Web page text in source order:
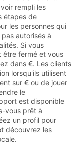
rempli les
étapes de
les personnes qui
autorisés à
Si vous
être fermé et vous
dans €. Les clients
lorsqu'ils utilisent
sur € ou de jouer
le
est disponible
vous prêt à
un profil pour
découvrez les